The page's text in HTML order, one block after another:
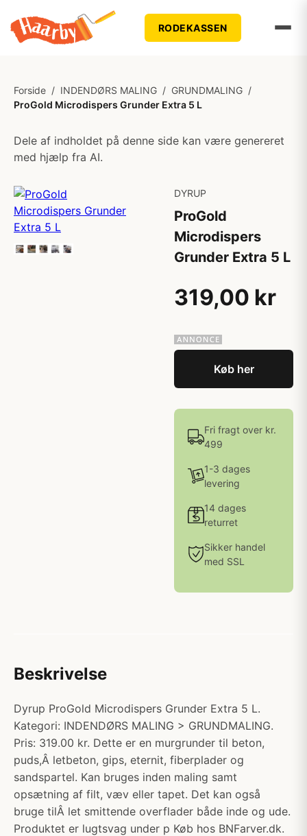
RODEKASSEN
Forside / INDENDØRS MALING / GRUNDMALING /
ProGold Microdispers Grunder Extra 5 L
Dele af indholdet på denne side kan være genereret
med hjælp fra AI.
DYRUP
ProGold
Microdispers
Grunder Extra 5 L
319,00 kr
Køb her
Fri fragt over kr.
499
1-3 dages
levering
14 dages
returret
Sikker handel
med SSL
Beskrivelse
Dyrup ProGold Microdispers Grunder Extra 5 L.
Kategori: INDENDØRS MALING > GRUNDMALING.
Pris: 319.00 kr. Dette er en murgrunder til beton,
puds,Â letbeton, gips, eternit, fiberplader og
sandspartel. Kan bruges inden maling samt
opsætning af filt, væv eller tapet. Det kan også
bruge tilÂ let smittende overflader både inde og ude.
Produktet er lugtsvag under p Køb hos BNFarver.dk.